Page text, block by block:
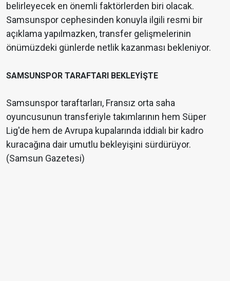
belirleyecek en önemli faktörlerden biri olacak.
Samsunspor cephesinden konuyla ilgili resmi bir
açıklama yapılmazken, transfer gelişmelerinin
önümüzdeki günlerde netlik kazanması bekleniyor.
SAMSUNSPOR TARAFTARI BEKLEYİŞTE
Samsunspor taraftarları, Fransız orta saha
oyuncusunun transferiyle takımlarının hem Süper
Lig'de hem de Avrupa kupalarında iddialı bir kadro
kuracağına dair umutlu bekleyişini sürdürüyor.
(Samsun Gazetesi)